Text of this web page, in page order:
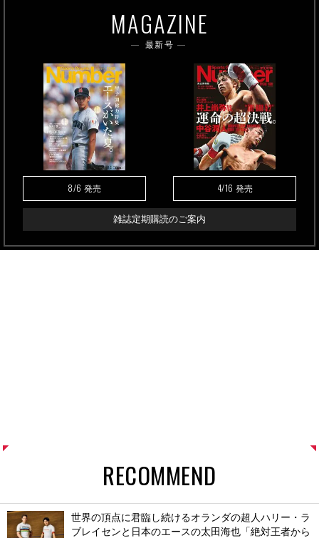
MAGAZINE
最新号
8/6 発売 4/16 発売
雑誌定期購読のご案内
RECOMMEND
世界の頂点に君臨し続けるオランダの超人ハリー・ラ
ブレイセンと日本のエースの太田海也「絶対王者から